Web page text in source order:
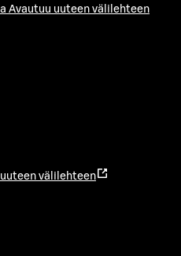
Avautuu uuteen välilehteen
välilehteen